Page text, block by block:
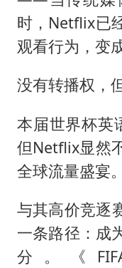
时，Netflix已
观看行为，变
没有转播权，
本届世界杯英
但Netflix显然
全球流量盛宴。
与其高价竞逐
一条路径：成
分。《